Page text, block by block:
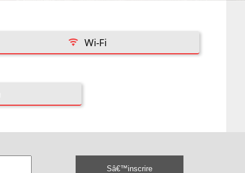
Wi-Fi
Sâ€™inscrire